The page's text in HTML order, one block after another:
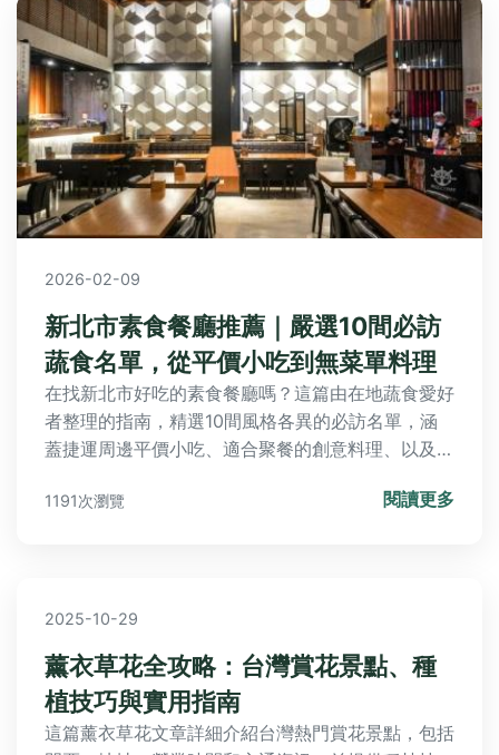
2026-02-09
新北市素食餐廳推薦｜嚴選10間必訪
蔬食名單，從平價小吃到無菜單料理
在找新北市好吃的素食餐廳嗎？這篇由在地蔬食愛好
者整理的指南，精選10間風格各異的必訪名單，涵
蓋捷運周邊平價小吃、適合聚餐的創意料理、以及隱
點菜色與真實體驗，幫你輕鬆解決「今天吃什麼」的
1191次瀏覽 閱讀更多
2025-10-29
薰衣草花全攻略：台灣賞花景點、種
植技巧與實用指南
這篇薰衣草花文章詳細介紹台灣熱門賞花景點，包括